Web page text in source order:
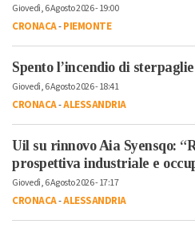
Giovedì, 6 Agosto 2026 - 19:00
CRONACA-PIEMONTE
Spento l’incendio di
Giovedì, 6 Agosto 2026 - 18:41
CRONACA-ALESSANDRIA
Uil su rinnovo Aia Syensqo:
prospettiva industriale e
Giovedì, 6 Agosto 2026 - 17:17
CRONACA-ALESSANDRIA